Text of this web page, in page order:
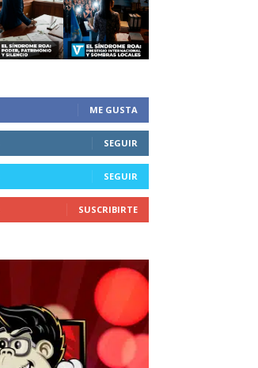
ME GUSTA
SEGUIR
SEGUIR
SUSCRIBIRTE